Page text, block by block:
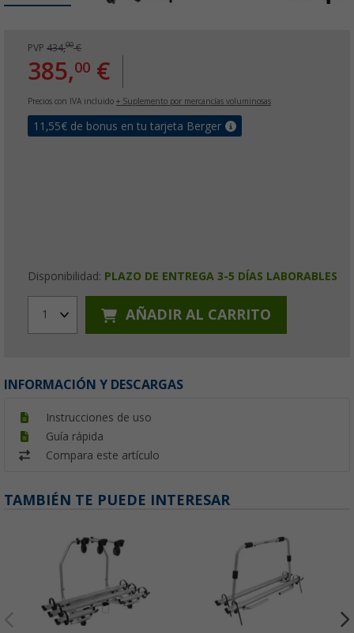
PVP 434,00€
385,00 €
Precios con IVA incluido + Suplemento por mercancías voluminosas
11,55€ de bonus en tu tarjeta Berger
Disponibilidad: PLAZO DE ENTREGA 3-5 DÍAS LABORABLES
1 AÑADIR AL CARRITO
INFORMACIÓN Y DESCARGAS
Instrucciones de uso
Guía rápida
Compara este artículo
TAMBIÉN TE PUEDE INTERESAR